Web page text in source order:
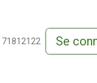
vente
71812122 Se